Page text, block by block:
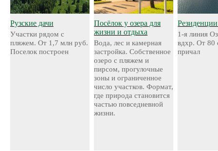
Рузские дачи
Участки рядом с
пляжем. От 1,7 млн руб.
Поселок построен
Посёлок у озера для
жизни и отдыха
Вода, лес и камерная
застройка. Собственное
озеро с пляжем и
пирсом, прогулочные
зоны и ограниченное
число участков. Формат,
где природа становится
частью повседневной
жизни.
1-я линия
вдхр. От 80
причал